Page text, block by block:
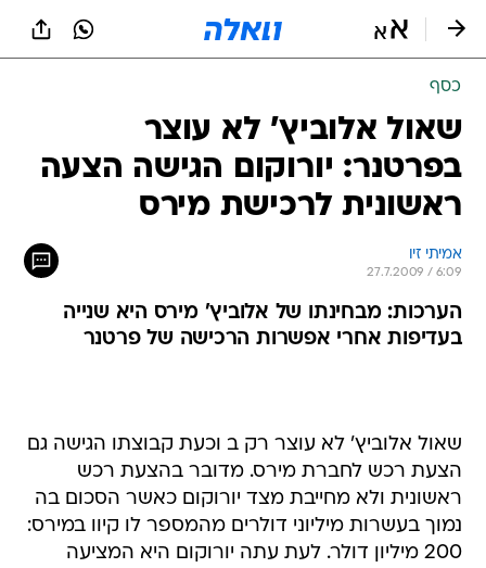
כסף
שאול אלוביץ' לא עוצר
בפרטנר: יורוקום הגישה הצעה
ראשונית לרכישת מירס
אמיתי זיו
27.7.2009 / 6:09
הערכות: מבחינתו של אלוביץ' מירס היא שנייה
בעדיפות אחרי אפשרות הרכישה של פרטנר
שאול אלוביץ' לא עוצר רק ב וכעת קבוצתו הגישה גם
הצעת רכש לחברת מירס. מדובר בהצעת רכש
ראשונית ולא מחייבת מצד יורוקום כאשר הסכום בה
נמוך בעשרות מיליוני דולרים מהמספר לו קיוו במירס:
200 מיליון דולר. לעת עתה יורוקום היא המציעה